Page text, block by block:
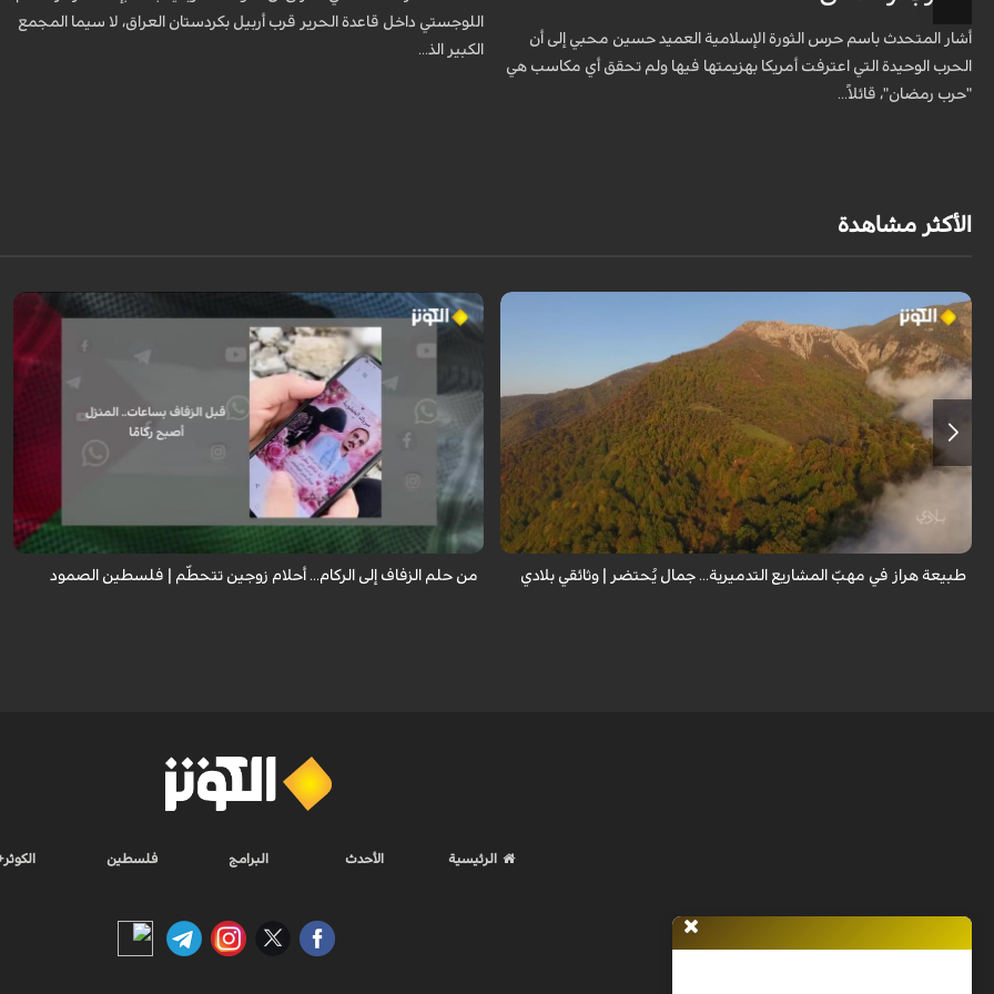
أشار المتحدث باسم حرس الثورة الإسلامية العميد حسين محبي إلى أن
الحرب الوحيدة التي اعترفت أمريكا بهزيمتها فيها ولم تحقق أي مكاسب هي
"حرب رمضان"، قائلاً...
اللوجستي داخل قاعدة الحرير قرب أربيل بكردستان العراق، لا سيما المجمع
الكبير الذ...
الأكثر مشاهدة
من قلب طبيعة هراز التي كانت يوماً من أجمل الموائل الطبيعية في إيران، يحذر
المعد من كارثة بيئية: "وحش الأعمال والمشاريع التدميرية تنهش بجسم طبيعة
طبيعة هراز في مهبّ المشاريع التدميرية... جمال يُحتضر | وثائقي بلادي
رواية مؤثرة لعروس من غزة كانت تستعد ليوم زفافها، جهزت كل شيء من ذهب
وملابس وجهاز العرس، لكن قبل ساعات من الموعد استهدف القصف منزل زوجها
ليفقدا كل شيء ...
من حلم الزفاف إلى الركام... أحلام زوجين تتحطّم | فلسطين الصمود
الرئيسية الأحدث البرامج فلسطين